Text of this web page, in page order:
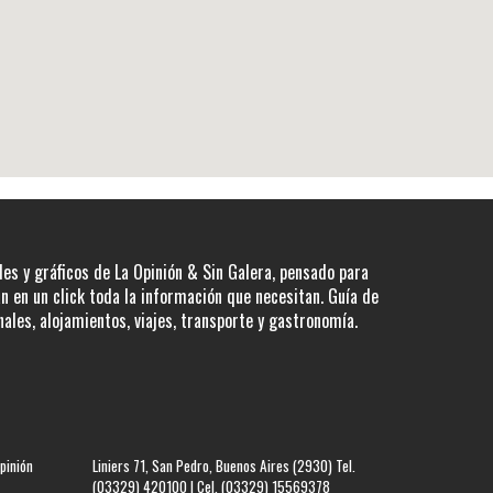
y gráficos de La Opinión & Sin Galera, pensado para
en un click toda la información que necesitan. Guía de
alojamientos, viajes, transporte y gastronomía.
Liniers 71, San Pedro, Buenos Aires (2930) Tel.
(03329) 420100 | Cel. (03329) 15569378